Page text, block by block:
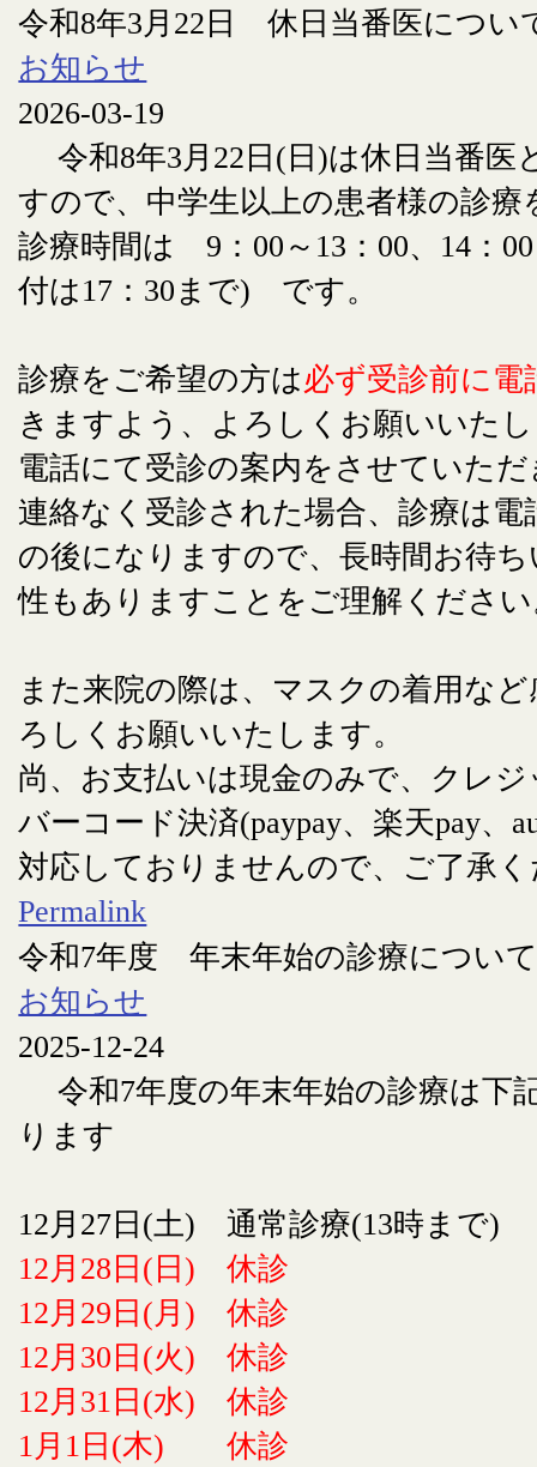
令和8年3月22日 休日当番医につい
お知らせ
2026-03-19
令和8年3月22日(日)は休日当番医
すので、中学生以上の患者様の診療
診療時間は 9：00～13：00、14：
付は17：30まで) です。
診療をご希望の方は必ず受診前に電
きますよう、よろしくお願いいた
電話にて受診の案内をさせていた
連絡なく受診された場合、診療は電
の後になりますので、長時間お待
性もありますことをご理解くださ
また来院の際は、マスクの着用な
ろしくお願いいたします。
尚、お支払いは現金のみで、クレ
バーコード決済(paypay、楽天pay、
対応しておりませんので、ご了承
Permalink
令和7年度 年末年始の診療につい
お知らせ
2025-12-24
令和7年度の年末年始の診療は下
ります
12月27日(土) 通常診療(13時まで)
12月28日(日) 休診
12月29日(月) 休診
12月30日(火) 休診
12月31日(水) 休診
1月1日(木) 休診